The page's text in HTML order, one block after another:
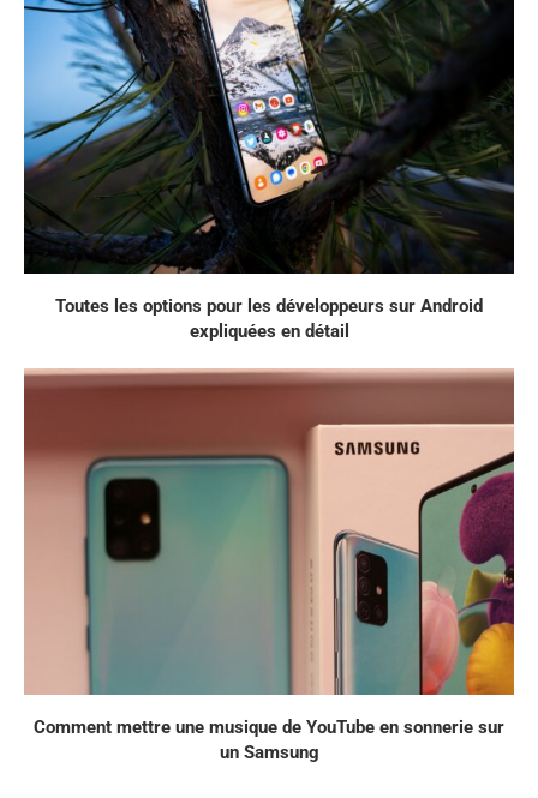
Toutes les options pour les développeurs sur Android
expliquées en détail
Comment mettre une musique de YouTube en sonnerie sur
un Samsung